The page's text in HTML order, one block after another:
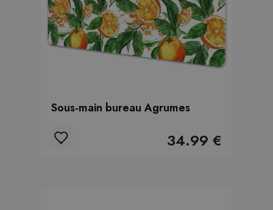
Sous-main bureau Agrumes
34.99 €